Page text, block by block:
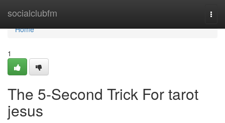
socialclubfm
Home
Home
1
The 5-Second Trick For tarot
jesus